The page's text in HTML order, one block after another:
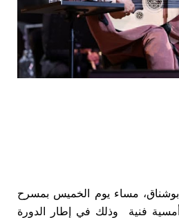
بوشناق، مساء يوم الخميس بمسرح
فنية وذلك في إطار الدورة